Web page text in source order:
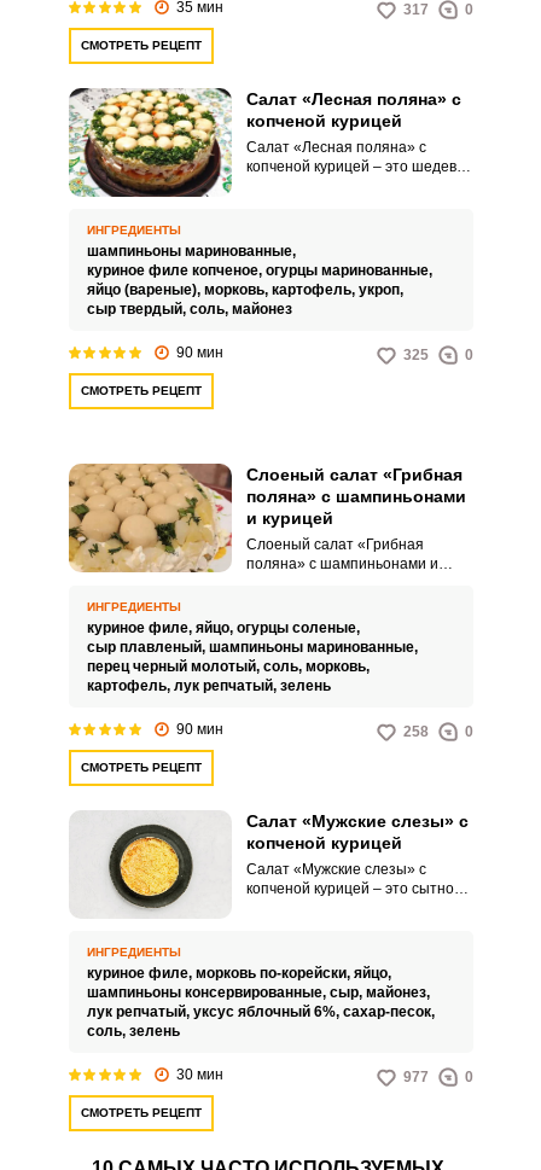
35 мин 317 0
СМОТРЕТЬ РЕЦЕПТ
Салат «Лесная поляна» с
копченой курицей
Салат «Лесная поляна» с
копченой курицей – это шедевр
курицы и маринованные грибы
создают уникальный аромат, а
свежие овощи добавляют
освежающую нотку.
ИНГРЕДИЕНТЫ
шампиньоны маринованные,
куриное филе копченое, огурцы маринованные,
яйцо (вареные), морковь, картофель, укроп,
сыр твердый, соль, майонез
90 мин 325 0
СМОТРЕТЬ РЕЦЕПТ
Слоеный салат «Грибная
поляна» с шампиньонами
и курицей
Слоеный салат «Грибная
поляна» с шампиньонами и
Презентабельный внешний вид
поразит всех гостей за
праздничным столом.
ИНГРЕДИЕНТЫ
куриное филе, яйцо, огурцы соленые,
сыр плавленый, шампиньоны маринованные,
перец черный молотый, соль, морковь,
картофель, лук репчатый, зелень
90 мин 258 0
СМОТРЕТЬ РЕЦЕПТ
Салат «Мужские слезы» с
копченой курицей
Салат «Мужские слезы» с
копченой курицей – это сытное
ИНГРЕДИЕНТЫ
куриное филе, морковь по-корейски, яйцо,
шампиньоны консервированные, сыр, майонез,
лук репчатый, уксус яблочный 6%, сахар-песок,
соль, зелень
30 мин 977 0
СМОТРЕТЬ РЕЦЕПТ